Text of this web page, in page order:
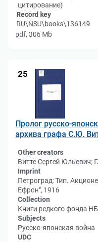
цитирование)
Record key
RU\NSU\books\136149
pdf, 306 Mb
25
Пролог русско-
архива графа С.Ю.
Other creators
Витте Сергей Юльевич;
Imprint
Петроград: Тип.
Ефрон", 1916
Collection
Книги редкого фонда
Subjects
Русско-японская война
UDC